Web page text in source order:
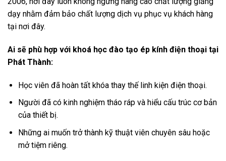
dạy nhằm đảm bảo chất lượng dịch vụ phục vụ khách hàng
tại nơi đây.
Ai sẽ phù hợp với khoá học đào tạo ép kính điện thoại tại
Phát Thành:
Học viên đã hoàn tất khóa thay thế linh kiện điện thoại.
Người đã có kinh nghiệm tháo ráp và hiểu cấu trúc cơ bản
của thiết bị.
Những ai muốn trở thành kỹ thuật viên chuyên sâu hoặc
mở tiệm riêng.